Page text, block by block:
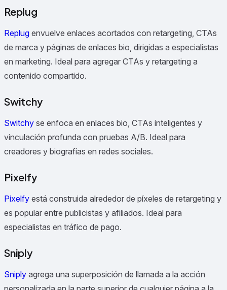
Replug
Replug envuelve enlaces acortados con retargeting, CTAs
de marca y páginas de enlaces bio, dirigidas a especialistas
en marketing. Ideal para agregar CTAs y retargeting a
contenido compartido.
Switchy
Switchy se enfoca en enlaces bio, CTAs inteligentes y
vinculación profunda con pruebas A/B. Ideal para
creadores y biografías en redes sociales.
Pixelfy
Pixelfy está construida alrededor de píxeles de retargeting y
es popular entre publicistas y afiliados. Ideal para
especialistas en tráfico de pago.
Sniply
Sniply agrega una superposición de llamada a la acción